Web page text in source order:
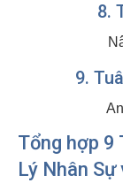
8.
9.
Tổng hợp 9
Lý Nhân